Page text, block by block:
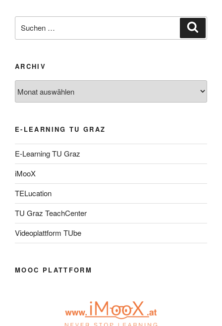
nach:
ARCHIV
E-LEARNING TU GRAZ
E-Learning TU Graz
iMooX
TELucation
TU Graz TeachCenter
Videoplattform TUbe
MOOC PLATTFORM